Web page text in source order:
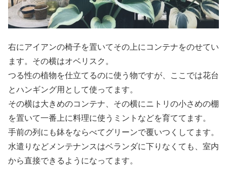
右にアイアンの椅子を置いてその上にコンテナをのせてい
ます。その横はオベリスク。
つる性の植物を仕立てるのに使う物ですが、ここでは花台
とハンギング用として使ってます。
その横は大きめのコンテナ、その横にニトリの小さめの棚
を置いて一番上に料理に使うミントなどを育ててます。
手前の列にも鉢をならべてグリーンで覆いつくしてます。
水遣りなどメンテナンスはベランダに下りなくても、室内
から直接できるようになってます。